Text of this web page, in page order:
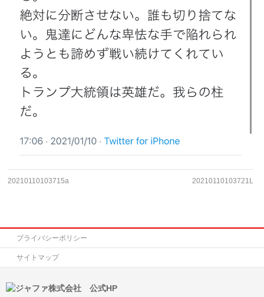
20210110103715a 20210110103721L
プライバシーポリシー
サイトマップ